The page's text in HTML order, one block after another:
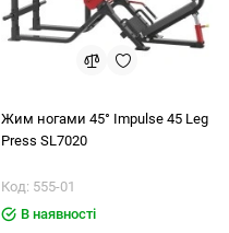
Жим ногами 45° Impulse 45 Leg
Press SL7020
Код: 555-01
В наявності